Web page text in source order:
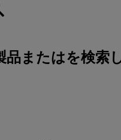
品またはを検索